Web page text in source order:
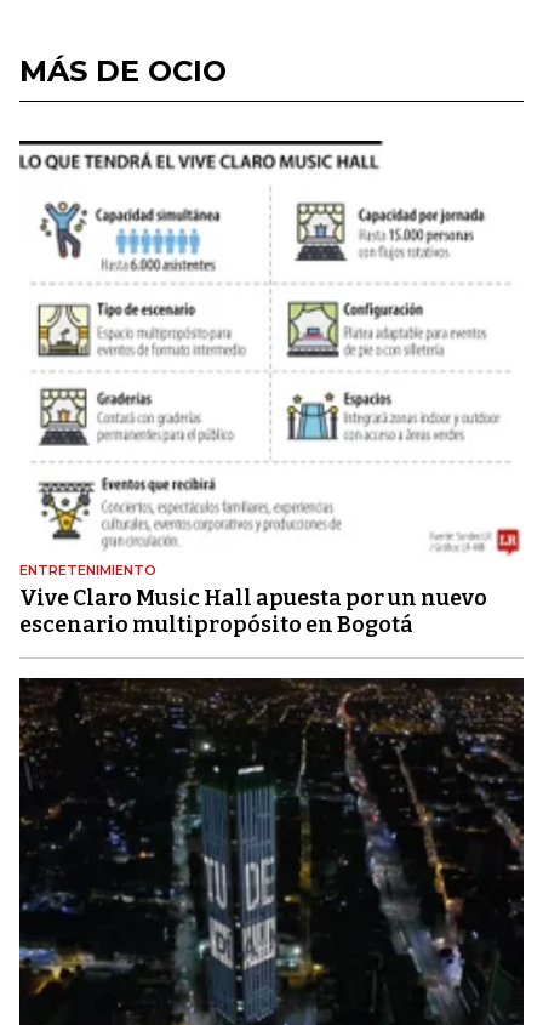
MÁS DE OCIO
ENTRETENIMIENTO
Vive Claro Music Hall apuesta por un nuevo
escenario multipropósito en Bogotá